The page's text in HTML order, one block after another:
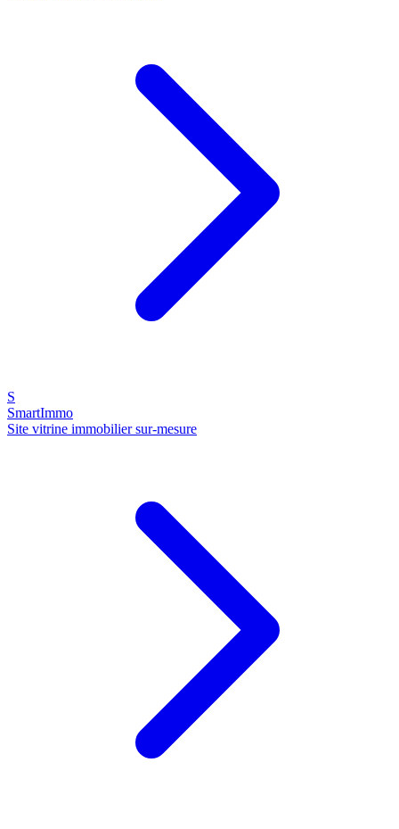
S
SmartImmo
Site vitrine immobilier sur-mesure